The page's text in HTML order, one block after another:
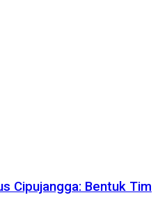
Cipujangga: Bentuk Tim